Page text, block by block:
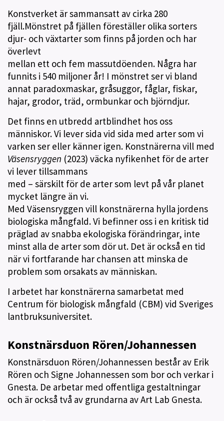
Konstverket är sammansatt av cirka 280
fjäll.Mönstret på fjällen föreställer olika sorters
djur- och växtarter som finns på jorden och har
överlevt
mellan ett och fem massutdöenden. Några har
funnits i 540 miljoner år! I mönstret ser vi bland
annat paradoxmaskar, gråsuggor, fåglar, fiskar,
hajar, grodor, träd, ormbunkar och björndjur.
Det finns en utbredd artblindhet hos oss
människor. Vi lever sida vid sida med arter som vi
varken ser eller känner igen. Konstnärerna vill med
Väsensryggen (2023) väcka nyfikenhet för de arter
vi lever tillsammans
med – särskilt för de arter som levt på vår planet
mycket längre än vi.
Med Väsensryggen vill konstnärerna hylla jordens
biologiska mångfald. Vi befinner oss i en kritisk tid
präglad av snabba ekologiska förändringar, inte
minst alla de arter som dör ut. Det är också en tid
när vi fortfarande har chansen att minska de
problem som orsakats av människan.
I arbetet har konstnärerna samarbetat med
Centrum för biologisk mångfald (CBM) vid Sveriges
lantbruksuniversitet.
Konstnärsduon Rören/Johannessen
Konstnärsduon Rören/Johannessen består av Erik
Rören och Signe Johannessen som bor och verkar i
Gnesta. De arbetar med offentliga gestaltningar
och är också två av grundarna av Art Lab Gnesta.